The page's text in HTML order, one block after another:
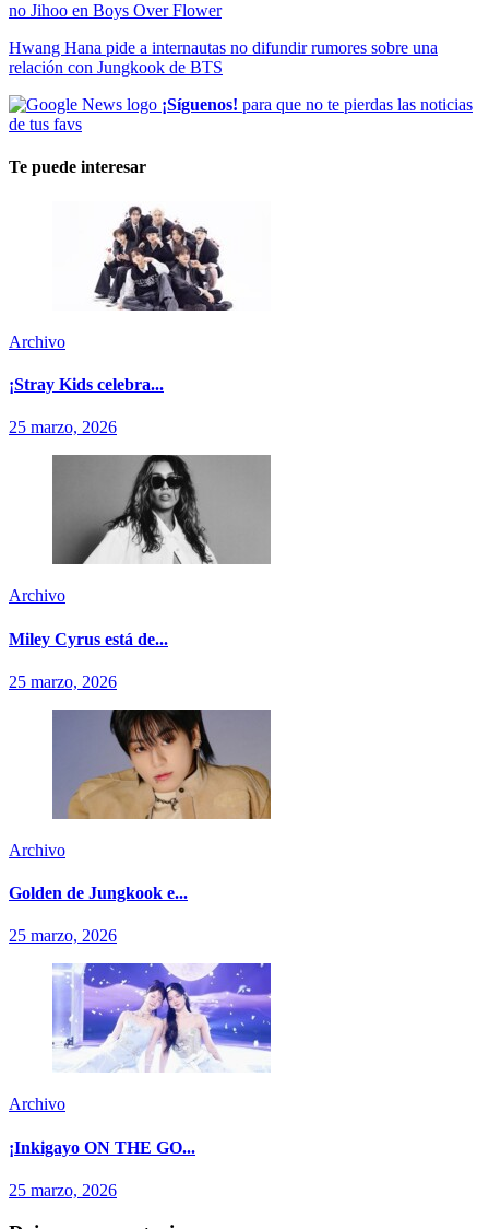
no Jihoo en Boys Over Flower
Hwang Hana pide a internautas no difundir rumores sobre una
relación con Jungkook de BTS
¡Síguenos! para que no te pierdas las noticias
de tus favs
Te puede interesar
Archivo
¡Stray Kids celebra...
25 marzo, 2026
Archivo
Miley Cyrus está de...
25 marzo, 2026
Archivo
Golden de Jungkook e...
25 marzo, 2026
Archivo
¡Inkigayo ON THE GO...
25 marzo, 2026